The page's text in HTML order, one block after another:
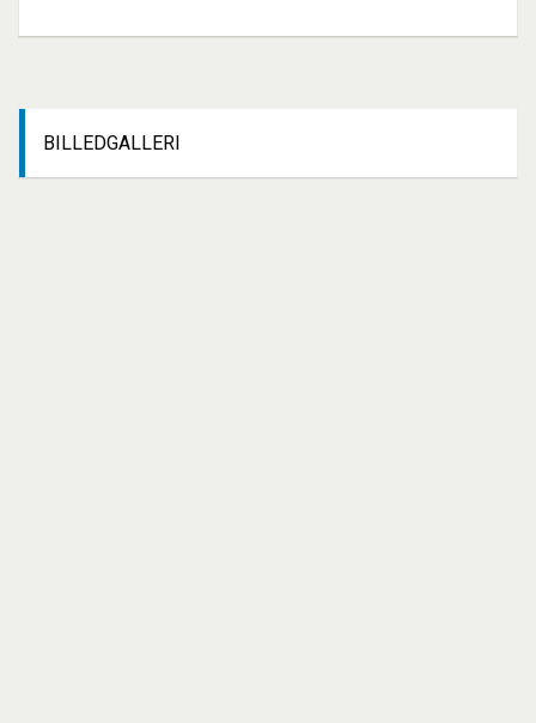
BILLEDGALLERI